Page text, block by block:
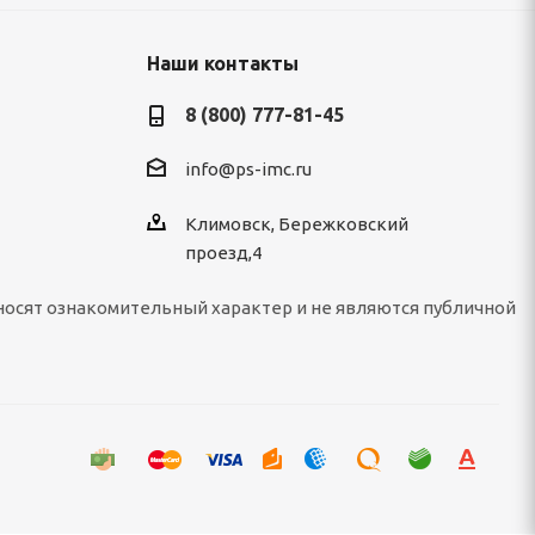
Наши контакты
8 (800) 777-81-45
info@ps-imc.ru
Климовск, Бережковский
проезд,4
ознакомительный характер и не являются публичной